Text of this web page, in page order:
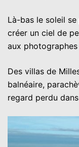
Là-bas le soleil
créer un ciel de
aux
Des villas de
balnéaire,
regard perdu